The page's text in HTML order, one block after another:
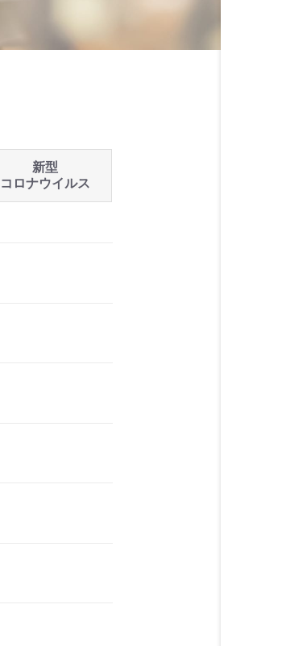
新型
コロナウイルス